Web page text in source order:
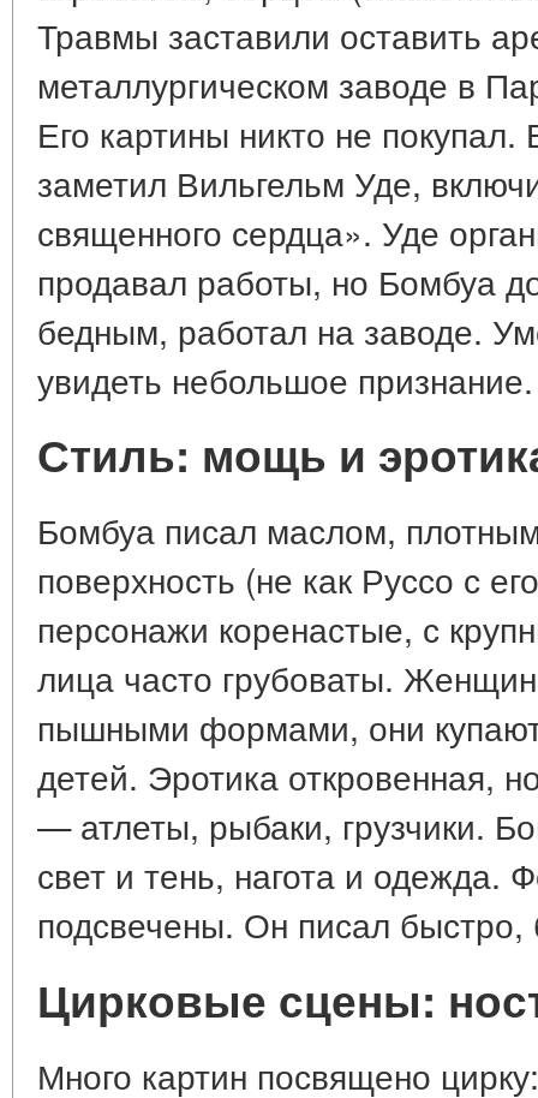
Травмы заставили оставить
металлургическом заводе в
Его картины никто не покупал.
заметил Вильгельм Уде,
священного сердца». Уде
продавал работы, но Бомбуа
бедным, работал на заводе.
увидеть небольшое признание.
Стиль: мощь и
Бомбуа писал маслом,
поверхность (не как Руссо с
персонажи коренастые, с
лица часто грубоваты.
пышными формами, они
детей. Эротика откровенная,
— атлеты, рыбаки, грузчики.
свет и тень, нагота и одежда.
подсвечены. Он писал быстро,
Цирковые сцены:
Много картин посвящено